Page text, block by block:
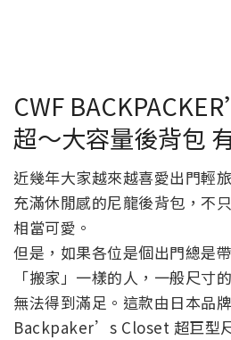
CWF
超～大容量後背包
近幾年大家越來越喜愛出門輕
充滿休閒感的尼龍後背包，不
相當可愛。
但是，如果各位是個出門總是
「搬家」一樣的人，一般尺寸
無法得到滿足。這款由日本品
Backpaker’s Closet 超巨型